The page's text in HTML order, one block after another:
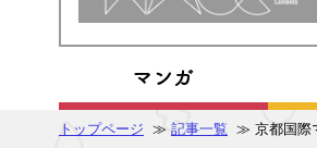
トップページ ≫ 記事一覧 ≫ 京都国際